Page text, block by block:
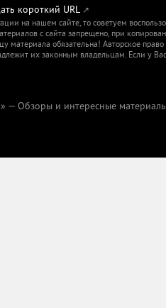
короткий URL ↗
на нашем сайте, то советуем
с сайта запрещено, при
материала обязательна! Авторское
их законным владельцам. Если у
— Обзоры и интересные